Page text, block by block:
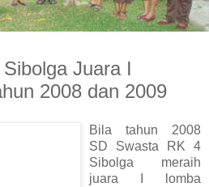
Juara I
2008 dan 2009
Bila tahun 2008
SD Swasta RK 4
Sibolga meraih
juara I lomba